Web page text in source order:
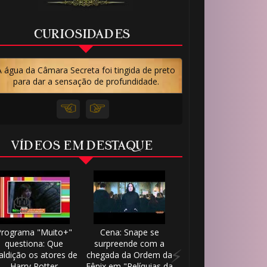
CURIOSIDADES
água da Câmara Secreta foi tingida de preto
para dar a sensação de profundidade.
VÍDEOS EM DESTAQUE
"Muito+"
questiona: Que
os atores de
Cena: Snape se
surpreende com a
chegada da Ordem da
🎂